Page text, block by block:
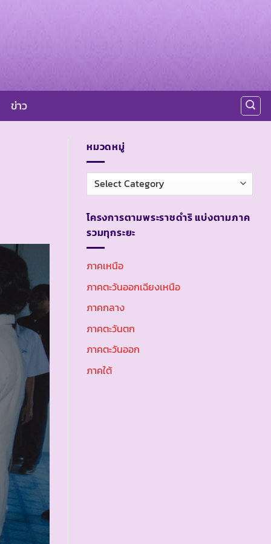
ข่าว
หมวดหมู่
หมวด
หมู่
โครงการตามพระราชดำริ แบ่งตามภาค
รวมทุกระยะ
ภาคเหนือ
ภาคตะวันออกเฉียงเหนือ
ภาคกลาง
ภาคตะวันตก
ภาคตะวันออก
ภาคใต้